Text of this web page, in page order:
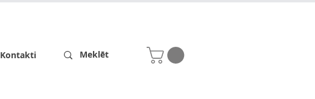
Kontakti